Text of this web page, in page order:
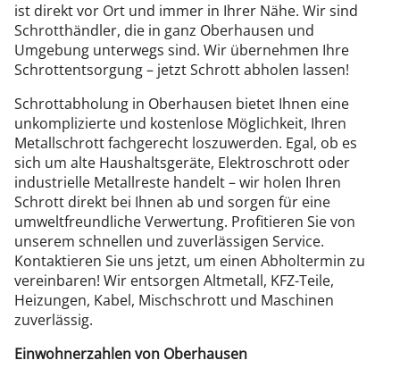
ist direkt vor Ort und immer in Ihrer Nähe. Wir sind
Schrotthändler, die in ganz Oberhausen und
Umgebung unterwegs sind. Wir übernehmen Ihre
Schrottentsorgung – jetzt Schrott abholen lassen!
Schrottabholung in Oberhausen bietet Ihnen eine
unkomplizierte und kostenlose Möglichkeit, Ihren
Metallschrott fachgerecht loszuwerden. Egal, ob es
sich um alte Haushaltsgeräte, Elektroschrott oder
industrielle Metallreste handelt – wir holen Ihren
Schrott direkt bei Ihnen ab und sorgen für eine
umweltfreundliche Verwertung. Profitieren Sie von
unserem schnellen und zuverlässigen Service.
Kontaktieren Sie uns jetzt, um einen Abholtermin zu
vereinbaren! Wir entsorgen Altmetall, KFZ-Teile,
Heizungen, Kabel, Mischschrott und Maschinen
zuverlässig.
Einwohnerzahlen von Oberhausen